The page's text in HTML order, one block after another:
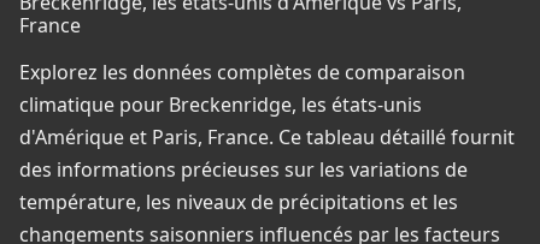
France
Explorez les données complètes de comparaison
climatique pour Breckenridge, les états-unis
d'Amérique et Paris, France. Ce tableau détaillé fournit
des informations précieuses sur les variations de
température, les niveaux de précipitations et les
changements saisonniers influencés par les facteurs